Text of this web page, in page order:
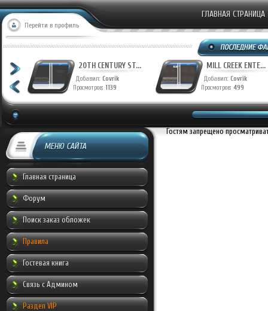
Перейти в профиль
ГЛАВНАЯ СТРАНИЦА
20TH CENTURY ST...
Добавил: Covrik
Просмотров: 1139
MILL CREEK ENTE...
Добавил: Covrik
Просмотров: 499
МЕНЮ САЙТА
Главная страница
Форум
Поиск заказ обложек
Правила
Гостевая книга
Связь с Админом
Раздел VIP
Гостям запрещено